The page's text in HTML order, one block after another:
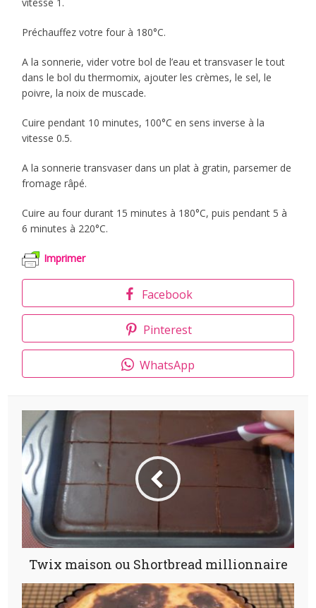
Préchauffez votre four à 180°C.
A la sonnerie, vider votre bol de l’eau et transvaser le tout
dans le bol du thermomix, ajouter les crèmes, le sel, le
poivre, la noix de muscade.
Cuire pendant 10 minutes, 100°C en sens inverse à la
vitesse 0.5.
A la sonnerie transvaser dans un plat à gratin, parsemer de
fromage râpé.
Cuire au four durant 15 minutes à 180°C, puis pendant 5 à
6 minutes à 220°C.
Imprimer
Facebook
Pinterest
WhatsApp
Twix maison ou Shortbread millionnaire